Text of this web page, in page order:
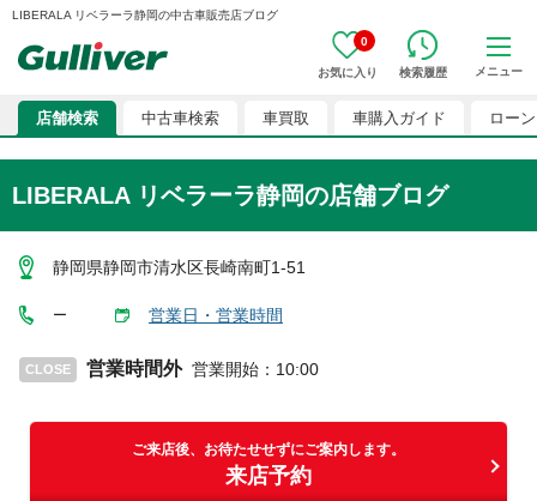
LIBERALA リベラーラ静岡の中古車販売店ブログ
0
お気に入り 検索履歴 メニュー
店舗検索 中古車検索 車買取 車購入ガイド ローン
LIBERALA リベラーラ静岡の店舗ブログ
静岡県静岡市清水区長崎南町1-51
ー 営業日・営業時間
CLOSE 営業時間外 営業開始 ： 10:00
ご来店後、お待たせせずにご案内します。
来店予約